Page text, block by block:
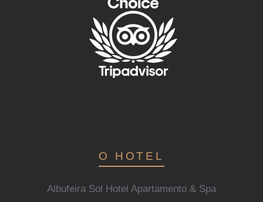
O HOTEL
Albufeira Sol Hotel Apartamento & Spa